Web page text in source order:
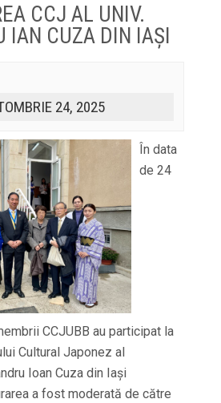
CCJ AL UNIV.
IAN CUZA DIN IAȘI
24, 2025
În data
de 24
CCJUBB au participat la
Cultural Japonez al
Ioan Cuza din Iași
a fost moderată de către